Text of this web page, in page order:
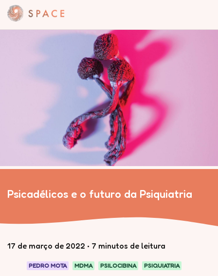
Psicadélicos e o futuro da Psiquiatria
17 de março de 2022 • 7 minutos de leitura
PEDRO MOTA MDMA PSILOCIBINA PSIQUIATRIA